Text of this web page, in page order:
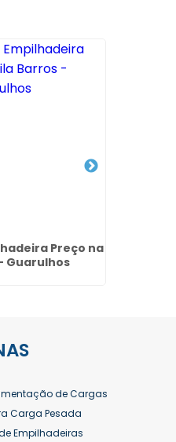
Preço na
Guarulhos
de Cargas
Carga Pesada
Empilhadeiras